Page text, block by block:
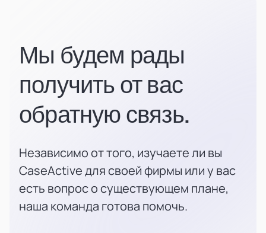
Мы будем рады
получить от вас
обратную связь.
Независимо от того, изучаете ли вы
CaseActive для своей фирмы или у вас
есть вопрос о существующем плане,
наша команда готова помочь.